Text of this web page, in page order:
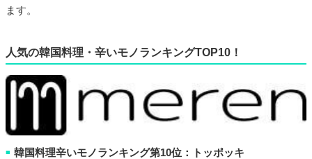
ます。
人気の韓国料理・辛いモノランキングTOP10！
■ 韓国料理辛いモノランキング第10位：トッポッキ